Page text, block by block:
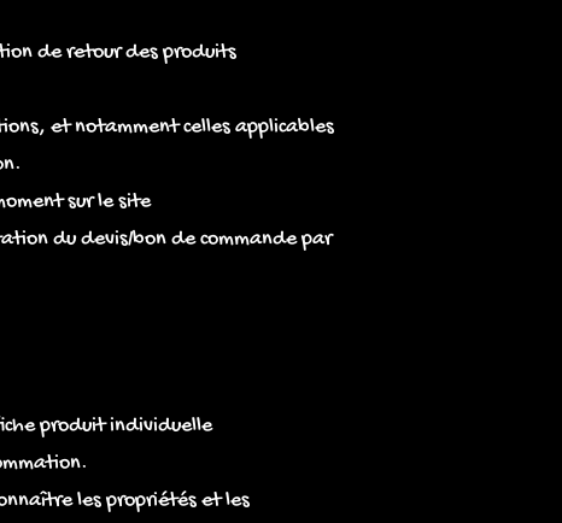
de retour des produits
et notamment celles applicables
sur le site
du devis/bon de commande par
produit individuelle
les propriétés et les